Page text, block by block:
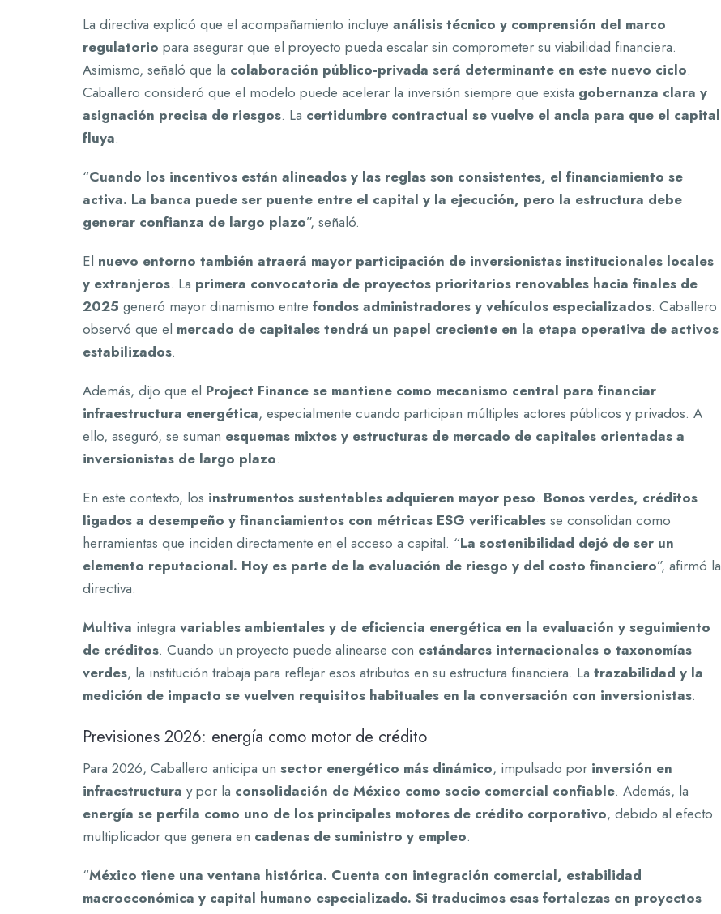
La directiva explicó que el acompañamiento incluye análisis técnico y comprensión del marco
regulatorio para asegurar que el proyecto pueda escalar sin comprometer su viabilidad financiera.
Asimismo, señaló que la colaboración público-privada será determinante en este nuevo ciclo.
Caballero consideró que el modelo puede acelerar la inversión siempre que exista gobernanza clara y
asignación precisa de riesgos. La certidumbre contractual se vuelve el ancla para que el capital
fluya.
“Cuando los incentivos están alineados y las reglas son consistentes, el financiamiento se
activa. La banca puede ser puente entre el capital y la ejecución, pero la estructura debe
generar confianza de largo plazo”, señaló.
El nuevo entorno también atraerá mayor participación de inversionistas institucionales locales
y extranjeros. La primera convocatoria de proyectos prioritarios renovables hacia finales de
2025 generó mayor dinamismo entre fondos administradores y vehículos especializados. Caballero
observó que el mercado de capitales tendrá un papel creciente en la etapa operativa de activos
estabilizados.
Además, dijo que el Project Finance se mantiene como mecanismo central para financiar
infraestructura energética, especialmente cuando participan múltiples actores públicos y privados. A
ello, aseguró, se suman esquemas mixtos y estructuras de mercado de capitales orientadas a
inversionistas de largo plazo.
En este contexto, los instrumentos sustentables adquieren mayor peso. Bonos verdes, créditos
ligados a desempeño y financiamientos con métricas ESG verificables se consolidan como
herramientas que inciden directamente en el acceso a capital. “La sostenibilidad dejó de ser un
elemento reputacional. Hoy es parte de la evaluación de riesgo y del costo financiero”, afirmó la
directiva.
Multiva integra variables ambientales y de eficiencia energética en la evaluación y seguimiento
de créditos. Cuando un proyecto puede alinearse con estándares internacionales o taxonomías
verdes, la institución trabaja para reflejar esos atributos en su estructura financiera. La trazabilidad y la
medición de impacto se vuelven requisitos habituales en la conversación con inversionistas.
Previsiones 2026: energía como motor de crédito
Para 2026, Caballero anticipa un sector energético más dinámico, impulsado por inversión en
infraestructura y por la consolidación de México como socio comercial confiable. Además, la
energía se perfila como uno de los principales motores de crédito corporativo, debido al efecto
multiplicador que genera en cadenas de suministro y empleo.
“México tiene una ventana histórica. Cuenta con integración comercial, estabilidad
macroeconómica y capital humano especializado. Si traducimos esas fortalezas en proyectos